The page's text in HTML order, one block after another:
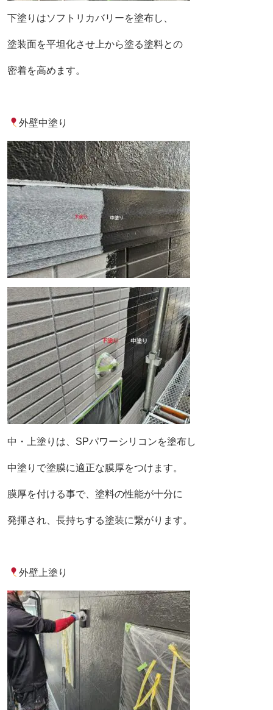
下塗りはソフトリカバリーを塗布し、
塗装面を平坦化させ上から塗る塗料との
密着を高めます。
外壁中塗り
中・上塗りは、SPパワーシリコンを塗布し
中塗りで塗膜に適正な膜厚をつけます。
膜厚を付ける事で、塗料の性能が十分に
発揮され、長持ちする塗装に繋がります。
外壁上塗り